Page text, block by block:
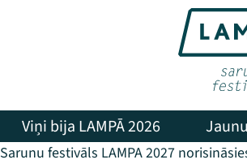
Viņi bija LAMPĀ 2026
Sarunu festivāls LAMPA 2027